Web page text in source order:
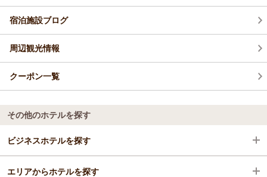
宿泊施設ブログ
周辺観光情報
クーポン一覧
その他のホテルを探す
ビジネスホテルを探す
福島県
エリアからホテルを探す